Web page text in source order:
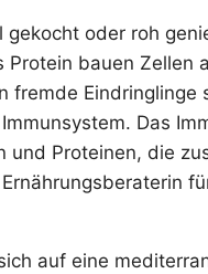
oder roh
bauen Zellen
fremde Eindringlinge
Das
und Proteinen, die
auf eine